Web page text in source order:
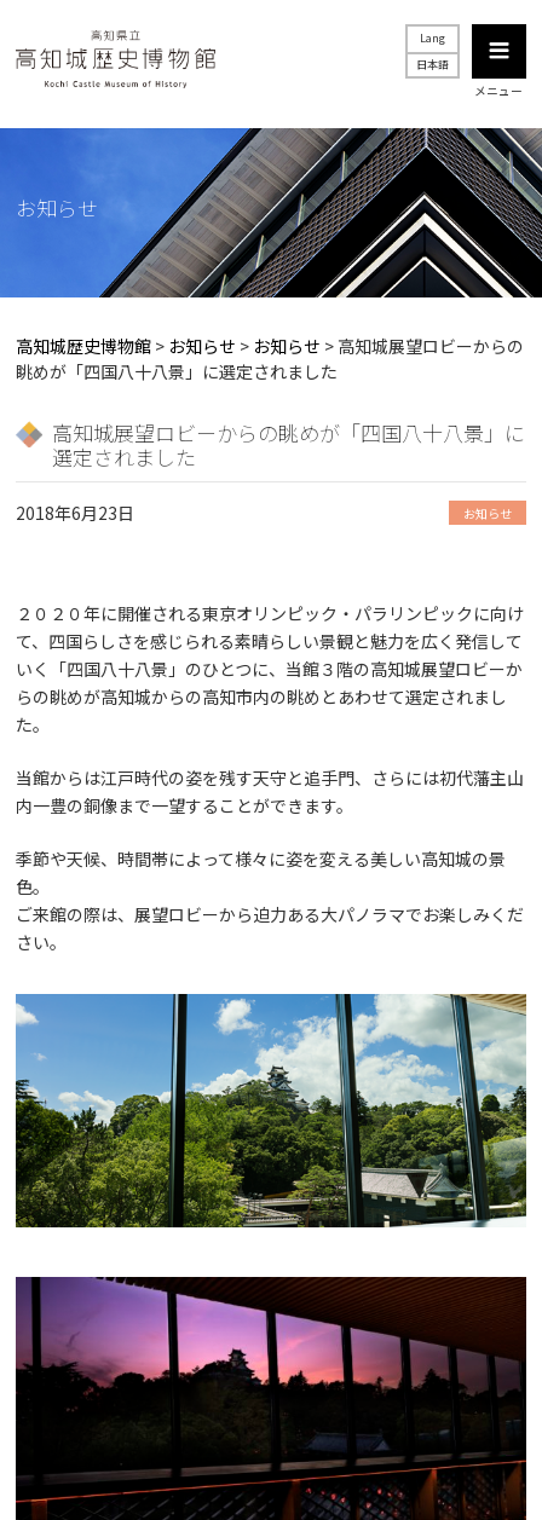
Lang
日本語
メニュー
お知らせ
高知城歴史博物館 > お知らせ > お知らせ > 高知城展望ロビーからの
眺めが「四国八十八景」に選定されました
高知城展望ロビーからの眺めが「四国八十八景」に
選定されました
2018年6月23日 お知らせ
２０２０年に開催される東京オリンピック・パラリンピックに向け
て、四国らしさを感じられる素晴らしい景観と魅力を広く発信して
いく「四国八十八景」のひとつに、当館３階の高知城展望ロビーか
らの眺めが高知城からの高知市内の眺めとあわせて選定されまし
た。
当館からは江戸時代の姿を残す天守と追手門、さらには初代藩主山
内一豊の銅像まで一望することができます。
季節や天候、時間帯によって様々に姿を変える美しい高知城の景
色。
ご来館の際は、展望ロビーから迫力ある大パノラマでお楽しみくだ
さい。